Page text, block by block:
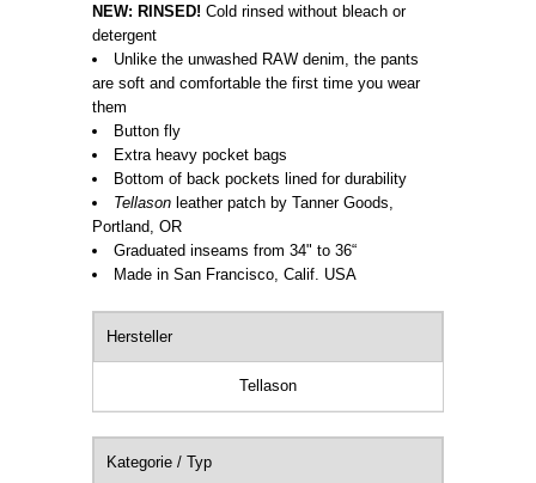
NEW: RINSED! Cold rinsed without bleach or
detergent
Unlike the unwashed RAW denim, the pants
are soft and comfortable the first time you wear
them
Button fly
Extra heavy pocket bags
Bottom of back pockets lined for durability
Tellason leather patch by Tanner Goods,
Portland, OR
Graduated inseams from 34" to 36“
Made in San Francisco, Calif. USA
Hersteller
Tellason
Kategorie / Typ